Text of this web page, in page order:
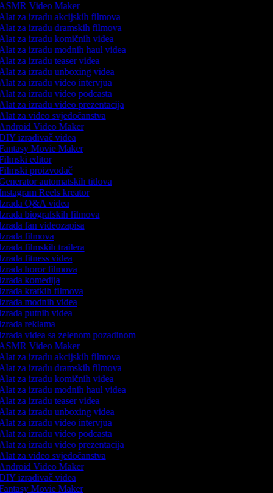
Video Maker
za izradu akcijskih filmova
za izradu dramskih filmova
za izradu komičnih videa
za izradu modnih haul videa
za izradu teaser videa
za izradu unboxing videa
za izradu video intervjua
za izradu video podcasta
za izradu video prezentacija
za video svjedočanstva
Video Maker
izrađivač videa
Movie Maker
editor
proizvođač
automatskih titlova
Reels kreator
Q&A videa
biografskih filmova
fan videozapisa
filmova
filmskih trailera
fitness videa
horor filmova
komedija
kratkih filmova
modnih videa
putnih videa
reklama
videa sa zelenom pozadinom
Video Maker
za izradu akcijskih filmova
za izradu dramskih filmova
za izradu komičnih videa
za izradu modnih haul videa
za izradu teaser videa
za izradu unboxing videa
za izradu video intervjua
za izradu video podcasta
za izradu video prezentacija
za video svjedočanstva
Video Maker
izrađivač videa
Movie Maker